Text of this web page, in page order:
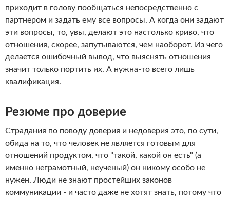
приходит в голову пообщаться непосредственно с
партнером и задать ему все вопросы. А когда они задают
эти вопросы, то, увы, делают это настолько криво, что
отношения, скорее, запутываются, чем наоборот. Из чего
делается ошибочный вывод, что выяснять отношения
значит только портить их. А нужна-то всего лишь
квалификация.
Резюме про доверие
Страдания по поводу доверия и недоверия это, по сути,
обида на то, что человек не является готовым для
отношений продуктом, что "такой, какой он есть" (а
именно неграмотный, неученый) он никому особо не
нужен. Люди не знают простейших законов
коммуникации - и часто даже не хотят знать, потому что